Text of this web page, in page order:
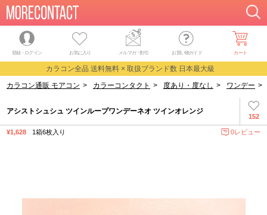
登録・ログイン お気に入り メルマガ・割引 お買い物ガイド カート
カラコン全品 送料無料 × 取扱ブランド数 日本最大級
カラコン通販 モアコン > カラーコンタクト > 度あり・度なし > ワンデー >
152
アシストシュシュ ツインループワンデーネオ ツインオレンジ
¥1,628 1箱6枚入り 0レビュー